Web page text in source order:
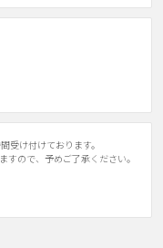
FACEBOOK
受け付けております。
すので、予めご了承ください。